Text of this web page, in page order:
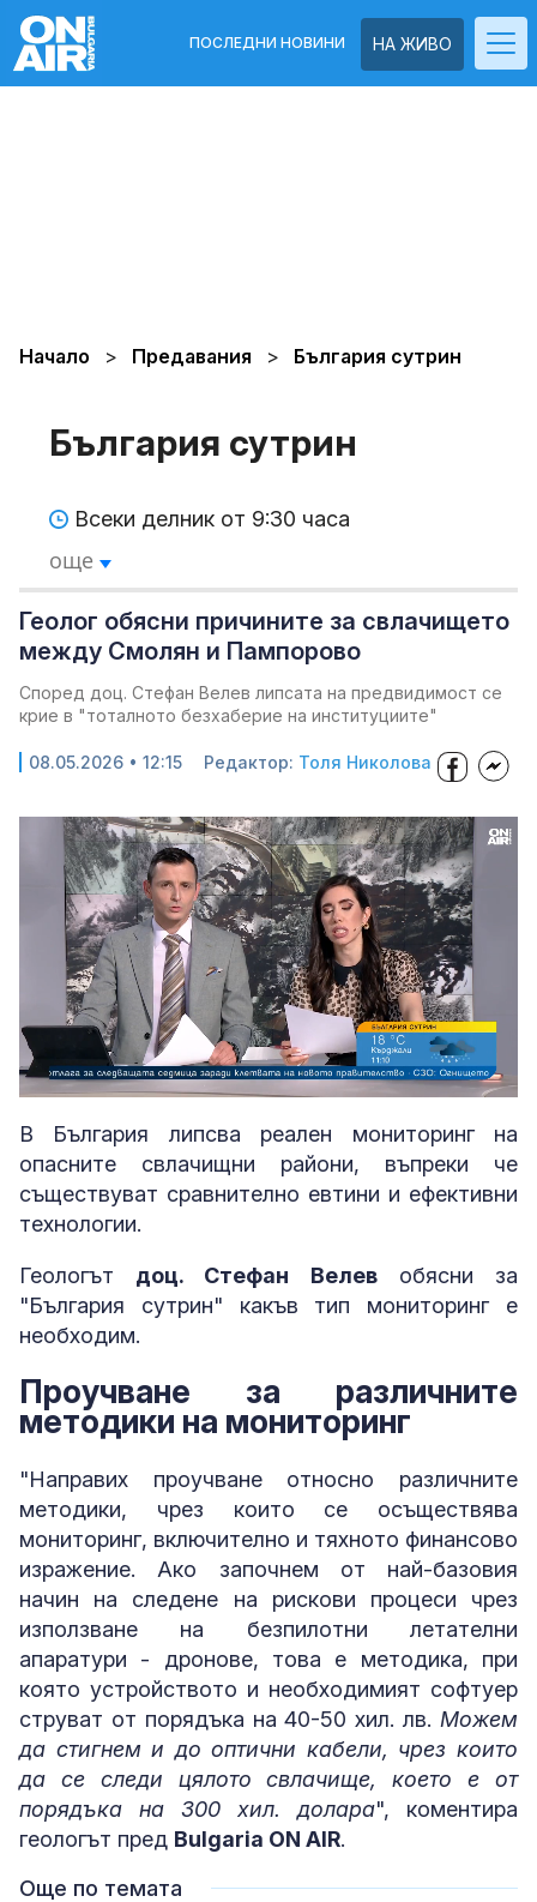
НА ЖИВО
ПОСЛЕДНИ НОВИНИ
Начало Предавания България сутрин
България сутрин
Всеки делник от 9:30 часа
още
Геолог обясни причините за свлачището
между Смолян и Пампорово
Според доц. Стефан Велев липсата на предвидимост се
крие в "тоталното безхаберие на институциите"
08.05.2026 • 12:15 Редактор: Толя Николова
Unmute Loaded:
9.09%
В България липсва реален мониторинг на
опасните свлачищни райони, въпреки че
съществуват сравнително евтини и ефективни
технологии.
Геологът доц. Стефан Велевобясни за
"България сутрин" какъв тип мониторинг е
необходим.
Проучване за различните
методики на мониторинг
"Направих проучване относно различните
методики, чрез които се осъществява
мониторинг, включително и тяхното финансово
изражение. Ако започнем от най-базовия
начин на следене на рискови процеси чрез
използване на безпилотни летателни
апаратури - дронове, това е методика, при
която устройството и необходимият софтуер
струват от порядъка на 40-50 хил. лв. Можем
да стигнем и до оптични кабели, чрез които
да се следи цялото свлачище, което е от
порядъка на 300 хил. долара", коментира
геологът пред Bulgaria ON AIR.
Още по темата